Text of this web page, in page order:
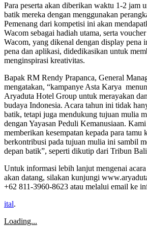
Para peserta akan diberikan waktu 1-2 jam
batik mereka dengan menggunakan
Pemenang dari kompetisi ini akan
Wacom sebagai hadiah utama, serta
Wacom, yang dikenal dengan display pena
pena dan aplikasi, didedikasikan untuk
menginspirasi kreativitas.
Bapak RM Rendy Prapanca, General
mengatakan, “kampanye Asta Karya
Aryaduta Hotel Group untuk merayakan
budaya Indonesia. Acara tahun ini tidak
batik, tetapi juga mendukung tujuan mulia
dengan Yayasan Peduli Kemanusiaan. Kami
memberikan kesempatan kepada para tamu
berkontribusi pada tujuan mulia ini sambil
depan batik”, seperti dikutip dari Tribun
Untuk informasi lebih lanjut mengenai
akan datang, silakan kunjungi
+62 811-3960-8623 atau melalui email ke
ital.
Loading...